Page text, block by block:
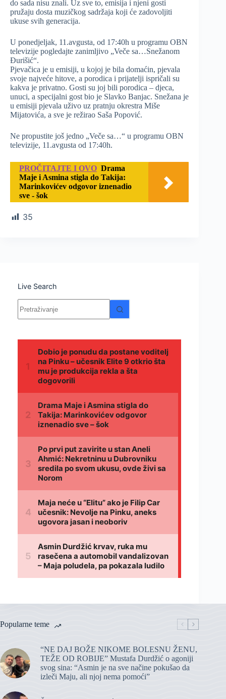
do sada nisu znali. Uz sve to, emisija i njeni gosti
pružaju dosta muzičkog sadržaja koji će zadovoljiti
ukuse svih generacija.
U ponedjeljak, 11.avgusta, od 17:40h u programu OBN
televizije pogledajte zanimljivo „Veče sa…Snežanom
Đurišić“.
Pjevačica je u emisiji, u kojoj je bila domaćin, pjevala
svoje najveće hitove, a porodica i prijatelji ispričali su
kakva je privatno. Gosti su joj bili porodica – djeca,
unuci, a specijalni gost bio je Slavko Banjac. Snežana je
u emisiji pjevala uživo uz pratnju okrestra Miše
Mijatovića, a sve je režirao Saša Popović.
Ne propustite još jedno „Veče sa…“ u programu OBN
televizije, 11.avgusta od 17:40h.
PROČITAJTE I OVO Drama
Maje i Asmina stigla do Takija:
Marinkovićev odgovor iznenadio
sve - šok
35
Live Search
Nema
rezultata.
Popularne teme
“NE DAJ BOŽE NIKOME BOLESNU ŽENU,
TEŽE OD ROBIJE” Mustafa Durdžić o agoniji
svog sina: “Asmin je na sve načine pokušao da
izleči Maju, ali njoj nema pomoći”